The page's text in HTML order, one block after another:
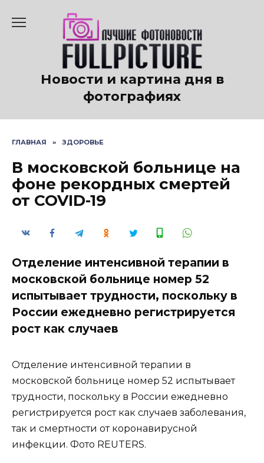
содержанию
Новости и картина дня в
фотографиях
ГЛАВНАЯ » ЗДОРОВЬЕ
В московской больнице на
фоне рекордных смертей
от COVID-19
Отделение интенсивной терапии в
московской больнице номер 52
испытывает трудности, поскольку в
России ежедневно регистрируется
рост как случаев
Отделение интенсивной терапии в
московской больнице номер 52 испытывает
трудности, поскольку в России ежедневно
регистрируется рост как случаев заболевания,
так и смертности от коронавирусной
инфекции. Фото REUTERS.